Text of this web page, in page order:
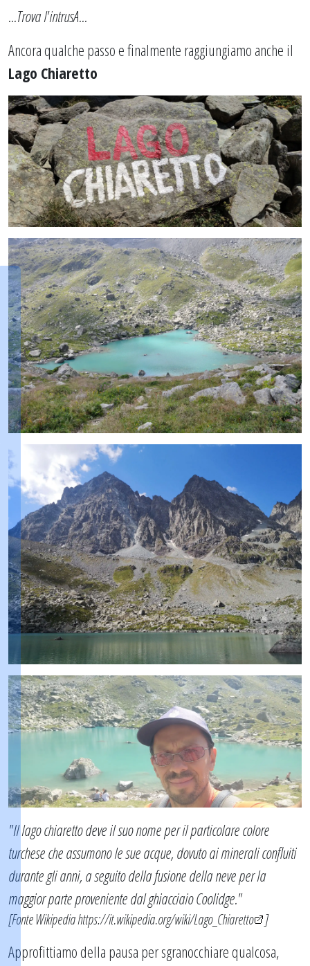
...Trova l'intrusA...
Ancora qualche passo e finalmente raggiungiamo anche il
Lago Chiaretto
"Il lago chiaretto deve il suo nome per il particolare colore
turchese che assumono le sue acque, dovuto ai minerali confluiti
durante gli anni, a seguito della fusione della neve per la
maggior parte proveniente dal ghiacciaio Coolidge."
[Fonte Wikipediahttps://it.wikipedia.org/wiki/Lago_Chiaretto ]
Approfittiamo della pausa per sgranocchiare qualcosa,